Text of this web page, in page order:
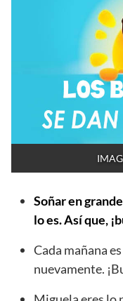
Soñar en
lo es. Así que,
Cada mañana
nuevamente.